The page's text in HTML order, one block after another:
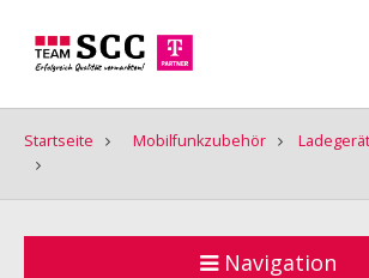
Startseite Mobilfunkzubehör
Navigation